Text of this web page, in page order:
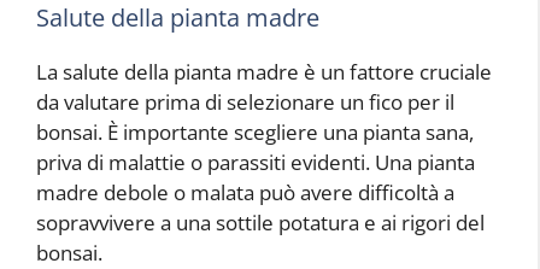
Salute della pianta madre
La salute della pianta madre è un fattore cruciale
da valutare prima di selezionare un fico per il
bonsai. È importante scegliere una pianta sana,
priva di malattie o parassiti evidenti. Una pianta
madre debole o malata può avere difficoltà a
sopravvivere a una sottile potatura e ai rigori del
bonsai.